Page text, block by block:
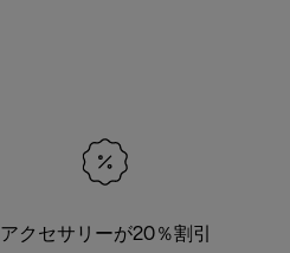
アクセサリーが20％割引